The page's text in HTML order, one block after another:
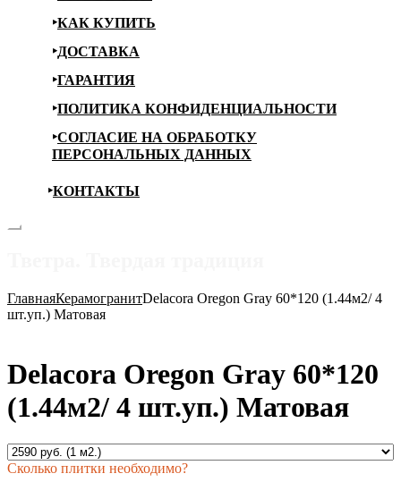
КАК КУПИТЬ
ДОСТАВКА
ГАРАНТИЯ
ПОЛИТИКА КОНФИДЕНЦИАЛЬНОСТИ
СОГЛАСИЕ НА ОБРАБОТКУ
ПЕРСОНАЛЬНЫХ ДАННЫХ
КОНТАКТЫ
ГлавнаяКерамогранитDelacora Oregon Gray 60*120 (1.44м2/ 4
шт.уп.) Матовая
Delacora Oregon Gray 60*120
(1.44м2/ 4 шт.уп.) Матовая
Сколько плитки необходимо?